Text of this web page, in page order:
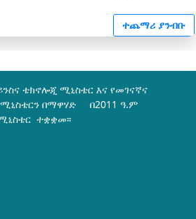
ተጨማሪ ያንብቡ
ቴክኖሎጂ ሚኒስቴር እና የመገናኛና
በማዋሃድ በ2011 ዓ.ም
ተቋቋመ፡፡